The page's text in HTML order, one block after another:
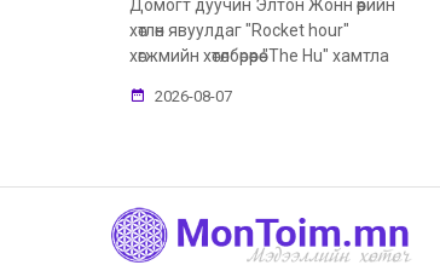
Домогт дуучин Элтон Жонн өөрийн
хөтлөн явуулдаг "Rocket hour"
хөгжмийн хөтөлбөрөөрөө "The Hu" хамтла
2026-08-07